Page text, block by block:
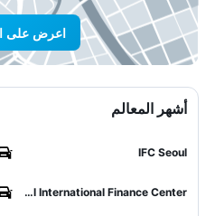
اعرض على
أشهر المعالم
IFC Seoul
Seoul International Finance Center